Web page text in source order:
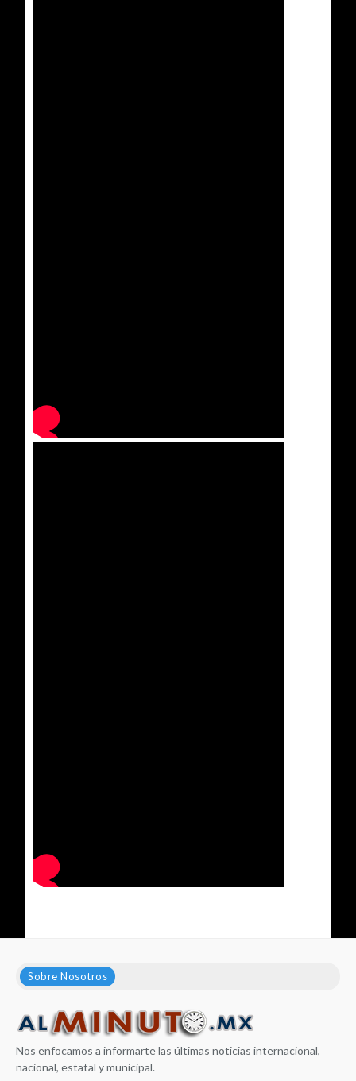
Sobre Nosotros
Nos enfocamos a informarte las últimas noticias internacional,
nacional, estatal y municipal.